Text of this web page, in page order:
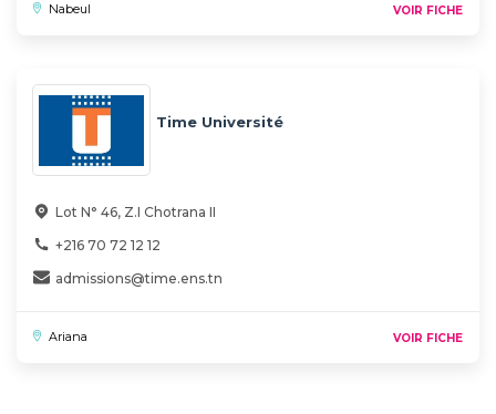
Nabeul VOIR FICHE
Time Université
Lot N° 46, Z.I Chotrana II
+216 70 72 12 12
admissions@time.ens.tn
Ariana VOIR FICHE